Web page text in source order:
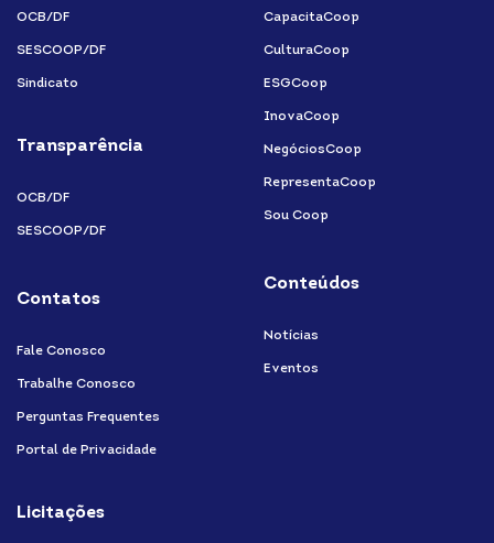
OCB/DF
SESCOOP/DF
Sindicato
Transparência
OCB/DF
SESCOOP/DF
Contatos
Fale Conosco
Trabalhe Conosco
Perguntas Frequentes
Portal de Privacidade
Licitações
CapacitaCoop
CulturaCoop
ESGCoop
InovaCoop
NegóciosCoop
RepresentaCoop
Sou Coop
Conteúdos
Notícias
Eventos